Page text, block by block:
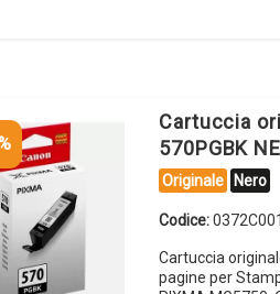
Cartuccia
570PGBK
Originale Nero
Codice:0372C001
Cartuccia
pagine per